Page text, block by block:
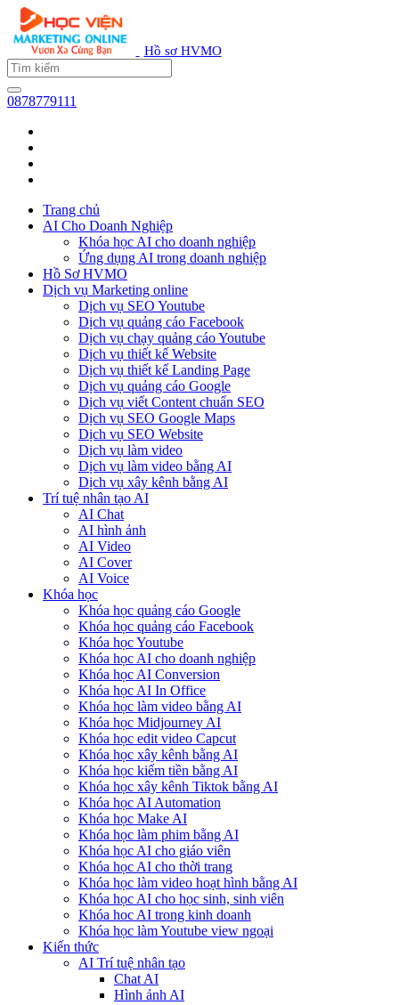
Hồ sơ HVMO
0878779111
Trang chủ
AI Cho Doanh Nghiệp
Khóa học AI cho doanh nghiệp
Ứng dụng AI trong doanh nghiệp
Hồ Sơ HVMO
Dịch vụ Marketing online
Dịch vụ SEO Youtube
Dịch vụ quảng cáo Facebook
Dịch vụ chạy quảng cáo Youtube
Dịch vụ thiết kế Website
Dịch vụ thiết kế Landing Page
Dịch vụ quảng cáo Google
Dịch vụ viết Content chuẩn SEO
Dịch vụ SEO Google Maps
Dịch vụ SEO Website
Dịch vụ làm video
Dịch vụ làm video bằng AI
Dịch vụ xây kênh bằng AI
Trí tuệ nhân tạo AI
AI Chat
AI hình ảnh
AI Video
AI Cover
AI Voice
Khóa học
Khóa học quảng cáo Google
Khóa học quảng cáo Facebook
Khóa học Youtube
Khóa học AI cho doanh nghiệp
Khóa học AI Conversion
Khóa học AI In Office
Khóa học làm video bằng AI
Khóa học Midjourney AI
Khóa học edit video Capcut
Khóa học xây kênh bằng AI
Khóa học kiếm tiền bằng AI
Khóa học xây kênh Tiktok bằng AI
Khóa học AI Automation
Khóa học Make AI
Khóa học làm phim bằng AI
Khóa học AI cho giáo viên
Khóa học AI cho thời trang
Khóa học làm video hoạt hình bằng AI
Khóa học AI cho học sinh, sinh viên
Khóa hoc AI trong kinh doanh
Khóa học làm Youtube view ngoại
Kiến thức
AI Trí tuệ nhân tạo
Chat AI
Hình ảnh AI